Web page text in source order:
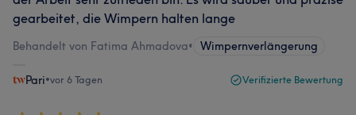
gearbeitet, die Wimpern halten lange
Behandelt von Fatima Ahmadova• Wimpernverlängerung
Pari•vor 6 Tagen Verifizierte Bewertung